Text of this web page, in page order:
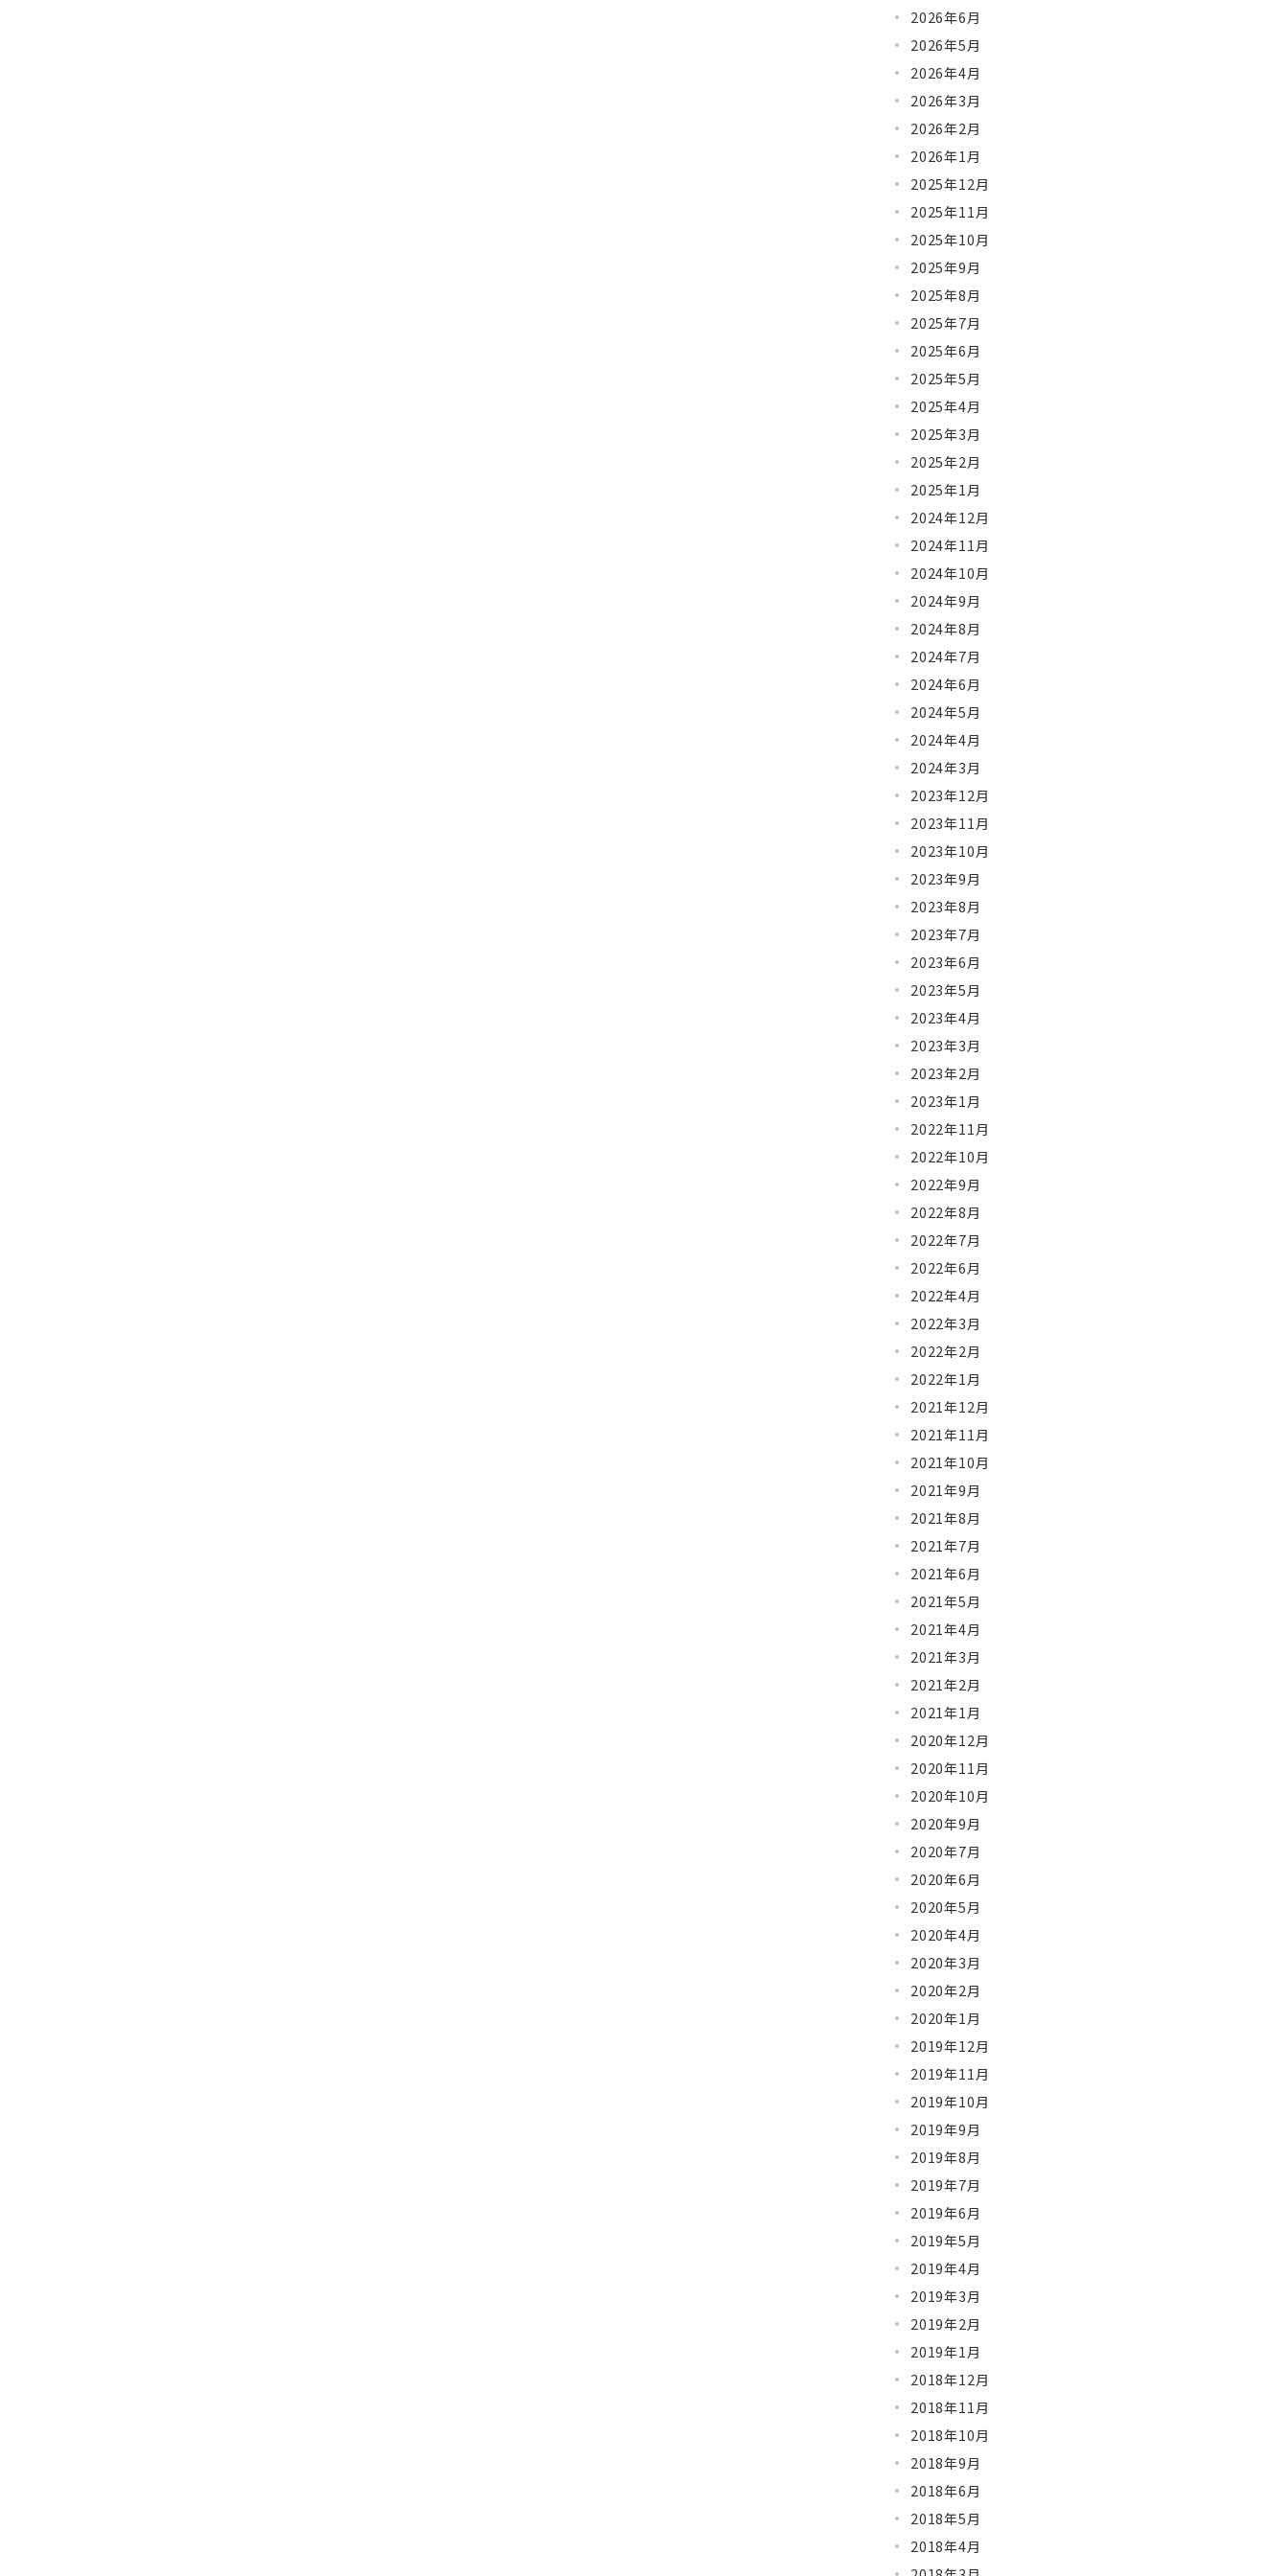
2026年6月
2026年5月
2026年4月
2026年3月
2026年2月
2026年1月
2025年12月
2025年11月
2025年10月
2025年9月
2025年8月
2025年7月
2025年6月
2025年5月
2025年4月
2025年3月
2025年2月
2025年1月
2024年12月
2024年11月
2024年10月
2024年9月
2024年8月
2024年7月
2024年6月
2024年5月
2024年4月
2024年3月
2023年12月
2023年11月
2023年10月
2023年9月
2023年8月
2023年7月
2023年6月
2023年5月
2023年4月
2023年3月
2023年2月
2023年1月
2022年11月
2022年10月
2022年9月
2022年8月
2022年7月
2022年6月
2022年4月
2022年3月
2022年2月
2022年1月
2021年12月
2021年11月
2021年10月
2021年9月
2021年8月
2021年7月
2021年6月
2021年5月
2021年4月
2021年3月
2021年2月
2021年1月
2020年12月
2020年11月
2020年10月
2020年9月
2020年7月
2020年6月
2020年5月
2020年4月
2020年3月
2020年2月
2020年1月
2019年12月
2019年11月
2019年10月
2019年9月
2019年8月
2019年7月
2019年6月
2019年5月
2019年4月
2019年3月
2019年2月
2019年1月
2018年12月
2018年11月
2018年10月
2018年9月
2018年6月
2018年5月
2018年4月